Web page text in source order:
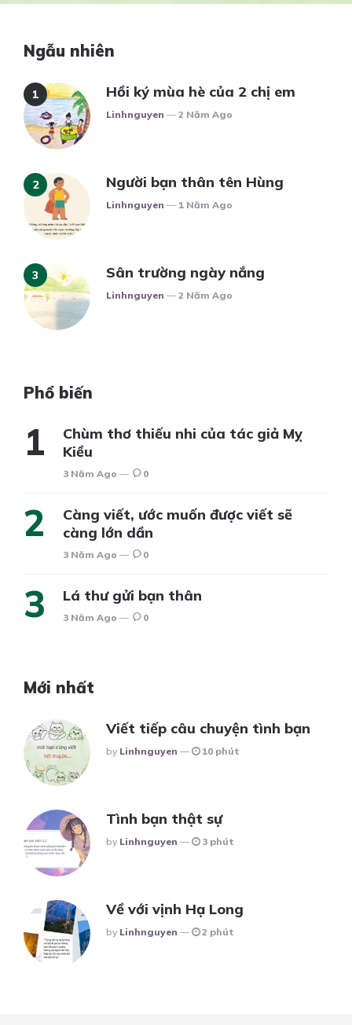
Ngẫu nhiên
Hồi ký mùa hè của 2 chị em
Posted
Linhnguyen 2 Năm Ago
Người bạn thân tên Hùng
Posted
Linhnguyen 1 Năm Ago
Sân trường ngày nắng
Posted
Linhnguyen 2 Năm Ago
Phổ biến
Chùm thơ thiếu nhi của tác giả Mỵ
Kiều
3 Năm Ago 0
Càng viết, ước muốn được viết sẽ
càng lớn dần
3 Năm Ago 0
Lá thư gửi bạn thân
3 Năm Ago 0
Mới nhất
Viết tiếp câu chuyện tình bạn
Posted
By Linhnguyen 10 phút
Tình bạn thật sự
Posted
By Linhnguyen 3 phút
Về với vịnh Hạ Long
Posted
By Linhnguyen 2 phút